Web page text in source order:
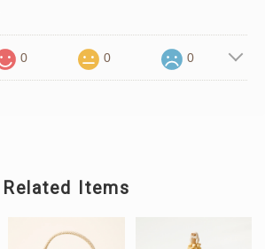
0 0 0
Related Items